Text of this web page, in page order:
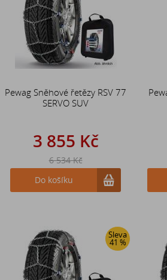
Pewag Sněhové řetězy RSV 77
SERVO SUV
3 855 Kč
6 534 Kč
Do košíku
Sleva
41 %